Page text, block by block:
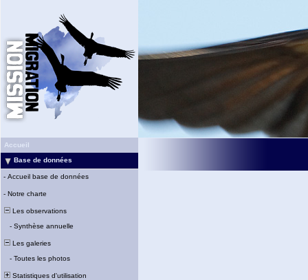
Accueil
Base de données
- Accueil base de données
- Notre charte
Les observations
- Synthèse annuelle
Les galeries
- Toutes les photos
Statistiques d'utilisation